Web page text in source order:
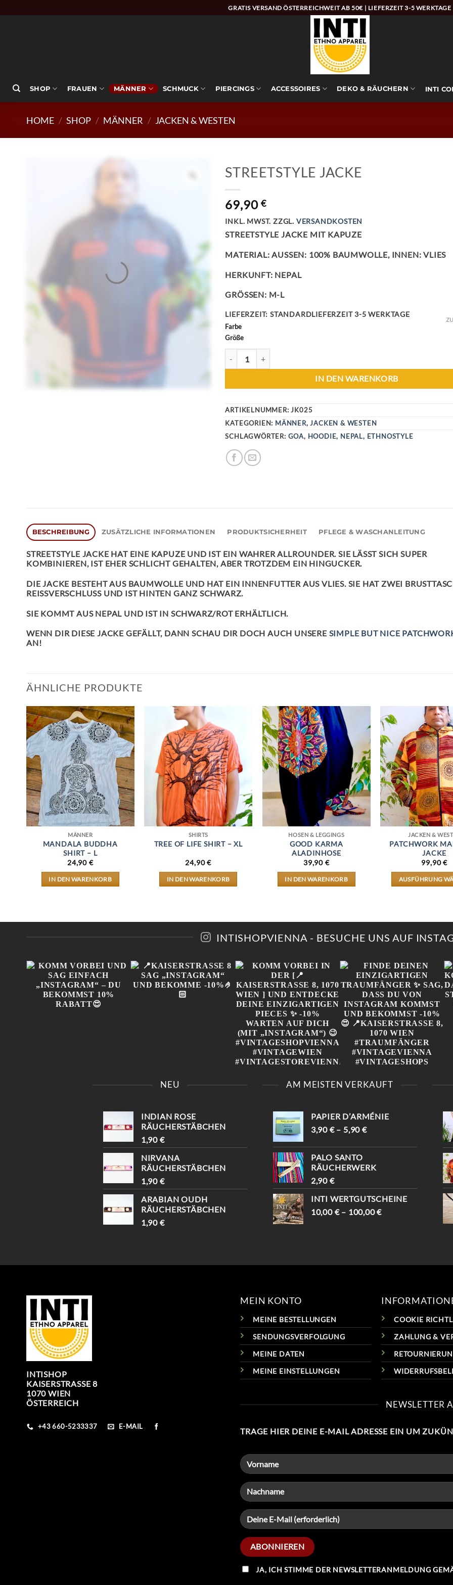
Inhalt
GRATIS VERSAND ÖSTERREICHWEIT AB 50€ | LIEFERZEIT 3-5 WERKTAGE
SHOP FRAUEN MÄNNER SCHMUCK PIERCINGS ACCESSOIRES DEKO & RÄUCHERN INTI
HOME / SHOP / MÄNNER / JACKEN & WESTEN
STREETSTYLE JACKE
69,90€
INKL. MWST. ZZGL. VERSANDKOSTEN
STREETSTYLE JACKE MIT KAPUZE
MATERIAL: AUSSEN: 100% BAUMWOLLE, INNEN: VLIES
HERKUNFT: NEPAL
GRÖSSEN: M-L
LIEFERZEIT: STANDARDLIEFERZEIT 3-5 WERKTAGE
Farbe
Größe
IN DEN WARENKORB
ARTIKELNUMMER:JK025
KATEGORIEN: MÄNNER,JACKEN & WESTEN
SCHLAGWÖRTER: GOA, HOODIE, NEPAL, ETHNOSTYLE
BESCHREIBUNG ZUSÄTZLICHE INFORMATIONEN PRODUKTSICHERHEIT PFLEGE & WASCHANLEITUNG
STREETSTYLE JACKE HAT EINE KAPUZE UND IST EIN WAHRER ALLROUNDER. SIE LÄSST SICH SUPER
KOMBINIEREN, IST EHER SCHLICHT GEHALTEN, ABER TROTZDEM EIN HINGUCKER.
DIE JACKE BESTEHT AUS BAUMWOLLE UND HAT EIN INNENFUTTER AUS VLIES. SIE HAT ZWEI
REISSVERSCHLUSS UND IST HINTEN GANZ SCHWARZ.
SIE KOMMT AUS NEPAL UND IST IN SCHWARZ/ROT ERHÄLTLICH.
WENN DIR DIESE JACKE GEFÄLLT, DANN SCHAU DIR DOCH AUCH UNSERE SIMPLE BUT NICE
AN!
ÄHNLICHE PRODUKTE
MÄNNER
MANDALA BUDDHA
SHIRT – L
24,90 €
IN DEN WARENKORB
SHIRTS
TREE OF LIFE SHIRT – XL
24,90€
IN DEN WARENKORB
HOSEN & LEGGINGS
GOOD KARMA
ALADINHOSE
39,90 €
IN DEN WARENKORB
JACKEN &
PATCHWORK
JACKE
99,90€
AUSFÜHRUNG
AUF.
DIE
AUF
DER
INTISHOPVIENNA - BESUCHE UNS AUF
INSTAGRAM“ UND B
EKOMME -10%🤌🏻
[📍KAISERSTRASSE 8, 1
070 WIEN ] UND E
-10% WARTEN AUF D
ICH (MIT „INSTAGRAM“) 

#VINTAGESHOPVIENNA #
VINTAGEWIEN #
VINTAGESTOREVIENNA #
INTISHOPVIENNA #
ETHNOSTYLE
EINZIGARTIGEN
TRAUMFÄNGER ✨ SAG,
UND BEKOMMST -10%😍
📍KAISERSTRASSE 8, 1070 W
IEN #TRAUMFÄNGER #
NEU
INDIAN ROSE
RÄUCHERSTÄBCHEN
1,90 €
NIRVANA
RÄUCHERSTÄBCHEN
1,90 €
ARABIAN OUDH
RÄUCHERSTÄBCHEN
1,90 €
AM MEISTEN VERKAUFT
PAPIER D’ARMÉNIE
3,90 €– 5,90€
PALO SANTO
RÄUCHERWERK
2,90 €
INTI WERTGUTSCHEINE
10,00 €– 100,00€
INTISHOP
KAISERSTRASSE 8
1070 WIEN
ÖSTERREICH
+43 660-5233337 E-MAIL
MEIN KONTO
MEINE BESTELLUNGEN
SENDUNGSVERFOLGUNG
MEINE DATEN
MEINE EINSTELLUNGEN
COOKIE
ZAHLUNG &
NEWSLETTER
TRAGE HIER DEINE E-MAIL ADRESSE EIN UM
JA, ICH STIMME DER NEWSLETTERANMELDUNG